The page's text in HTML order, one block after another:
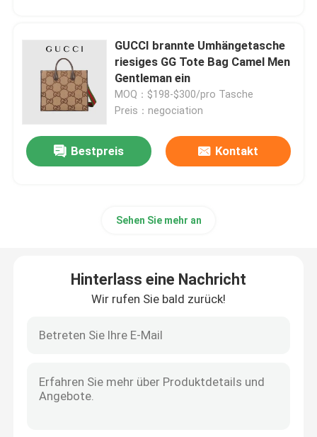
GUCCI brannte Umhängetasche
riesiges GG Tote Bag Camel Men
Gentleman ein
MOQ：$198-$300/pro Tasche
Preis：negociation
Bestpreis Kontakt
Sehen Sie mehr an
Hinterlass eine Nachricht
Wir rufen Sie bald zurück!